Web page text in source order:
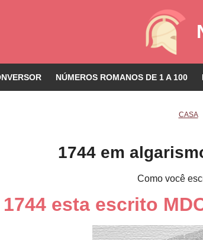
NÚMEROS ROMANOS DE 1 A 100
CASA
1744 em
Como você
1744 esta escrito